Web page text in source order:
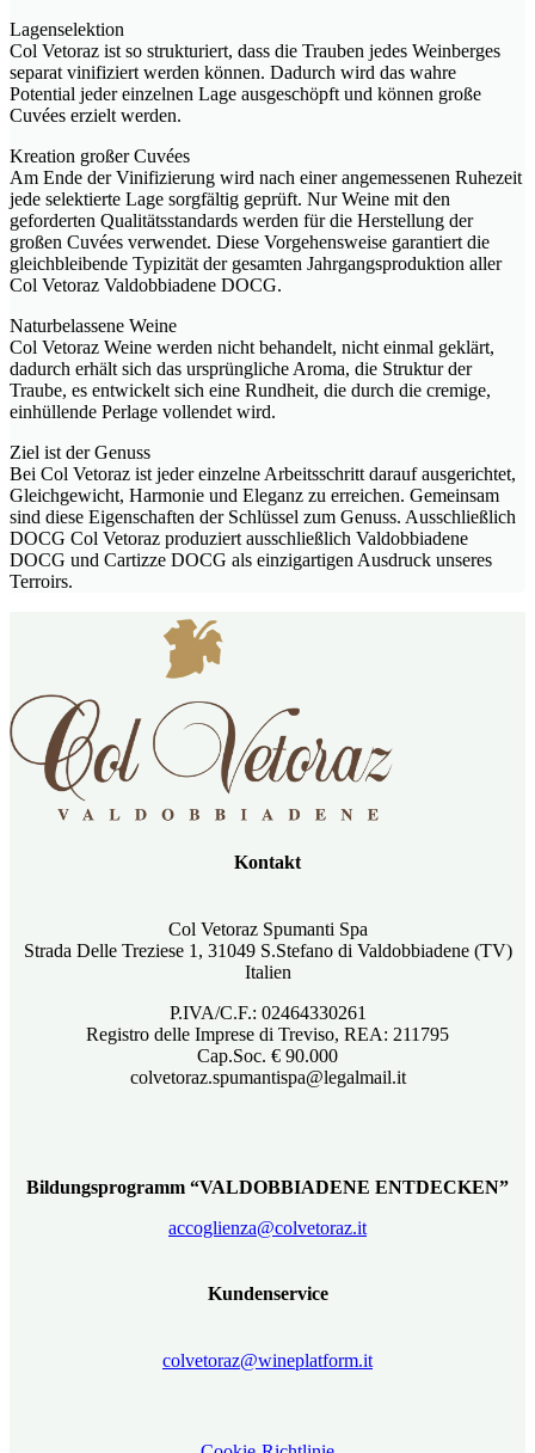
Lagenselektion
Col Vetoraz ist so strukturiert, dass die Trauben jedes Weinberges
separat vinifiziert werden können. Dadurch wird das wahre
Potential jeder einzelnen Lage ausgeschöpft und können große
Cuvées erzielt werden.
Kreation großer Cuvées
Am Ende der Vinifizierung wird nach einer angemessenen Ruhezeit
jede selektierte Lage sorgfältig geprüft. Nur Weine mit den
geforderten Qualitätsstandards werden für die Herstellung der
großen Cuvées verwendet. Diese Vorgehensweise garantiert die
gleichbleibende Typizität der gesamten Jahrgangsproduktion aller
Col Vetoraz Valdobbiadene DOCG.
Naturbelassene Weine
Col Vetoraz Weine werden nicht behandelt, nicht einmal geklärt,
dadurch erhält sich das ursprüngliche Aroma, die Struktur der
Traube, es entwickelt sich eine Rundheit, die durch die cremige,
einhüllende Perlage vollendet wird.
Ziel ist der Genuss
Bei Col Vetoraz ist jeder einzelne Arbeitsschritt darauf ausgerichtet,
Gleichgewicht, Harmonie und Eleganz zu erreichen. Gemeinsam
sind diese Eigenschaften der Schlüssel zum Genuss. Ausschließlich
DOCG Col Vetoraz produziert ausschließlich Valdobbiadene
DOCG und Cartizze DOCG als einzigartigen Ausdruck unseres
Terroirs.
Kontakt
Col Vetoraz Spumanti Spa
Strada Delle Treziese 1, 31049 S.Stefano di Valdobbiadene (TV)
Italien
P.IVA/C.F.: 02464330261
Registro delle Imprese di Treviso, REA: 211795
Cap.Soc. € 90.000
colvetoraz.spumantispa@legalmail.it
Bildungsprogramm “VALDOBBIADENE ENTDECKEN”
accoglienza@colvetoraz.it
Kundenservice
colvetoraz@wineplatform.it